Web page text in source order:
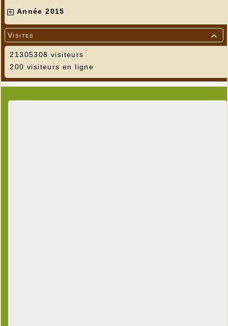
Année 2015

Visites
21305308 visiteurs
200 visiteurs en ligne
Cours particulier
---